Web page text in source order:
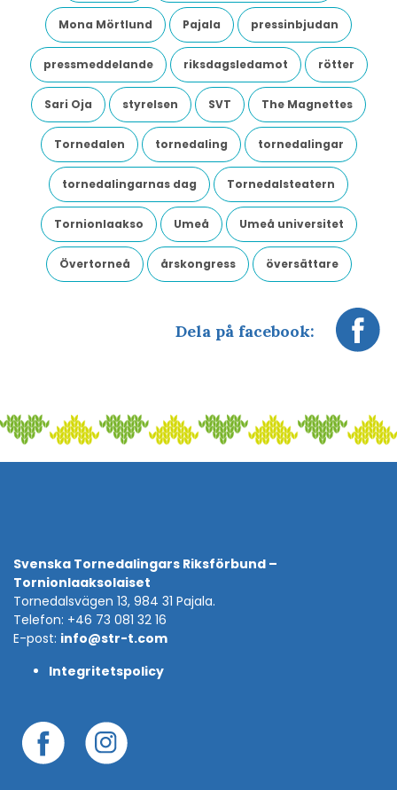
Mona Mörtlund Pajala pressinbjudan
pressmeddelande riksdagsledamot rötter
Sari Oja styrelsen SVT The Magnettes
Tornedalen tornedaling tornedalingar
tornedalingarnas dag Tornedalsteatern
Tornionlaakso Umeå Umeå universitet
Övertorneå årskongress översättare
Dela på facebook:
Svenska Tornedalingars Riksförbund –
Tornionlaaksolaiset
Tornedalsvägen 13, 984 31 Pajala.
Telefon: +46 73 081 32 16
E-post: info@str-t.com
Integritetspolicy